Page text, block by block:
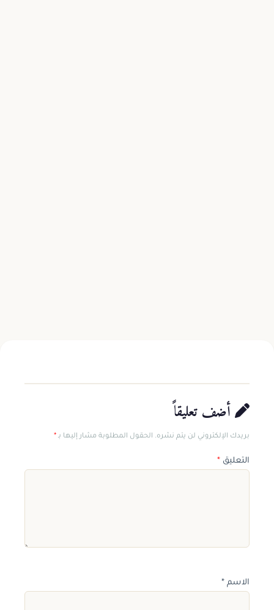
أضف تعليقاً
بريدك الإلكتروني لن يتم نشره. الحقول المطلوبة مشار إليها بـ *
التعليق *
الاسم *